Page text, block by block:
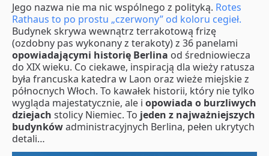
Jego nazwa nie ma nic wspólnego z polityką. Rotes
Rathaus to po prostu „czerwony” od koloru cegieł.
Budynek skrywa wewnątrz terrakotową frizę
(ozdobny pas wykonany z terakoty) z 36 panelami
opowiadającymi historię Berlina od średniowiecza
do XIX wieku. Co ciekawe, inspiracją dla wieży ratusza
była francuska katedra w Laon oraz wieże miejskie z
północnych Włoch. To kawałek historii, który nie tylko
wygląda majestatycznie, ale i opowiada o burzliwych
dziejach stolicy Niemiec. To jeden z najważniejszych
budynkówadministracyjnych Berlina, pełen ukrytych
detali…